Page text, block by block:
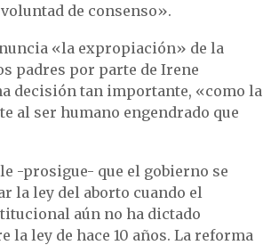
de consenso».
«la expropiación» de la
padres por parte de Irene
decisión tan importante, «como la
al ser humano engendrado que
-prosigue- que el gobierno se
la ley del aborto cuando el
aún no ha dictado
la ley de hace 10 años. La reforma